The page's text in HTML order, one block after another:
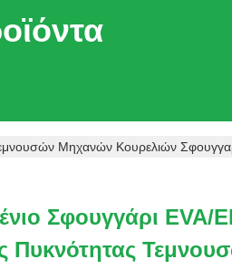
Μηχανών Κουρελιών
Σφουγγάρι EVA/
Πυκνότητας